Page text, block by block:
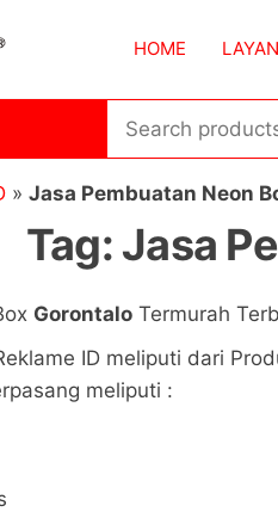
ID
HOME
» Jasa Pembuatan Neon
Tag: Jasa
Gorontalo Termurah
ID meliputi dari
meliputi :